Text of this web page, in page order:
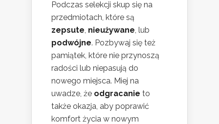
Podczas selekcji skup się na
przedmiotach, które są
zepsute nieużywane , lub
podwójne. Pozbywaj się też
pamiątek, które nie przynoszą
radości lub niepasują do
nowego miejsca. Miej na
uwadze, że odgracanie to
także okazja, aby poprawić
komfort życia w nowym